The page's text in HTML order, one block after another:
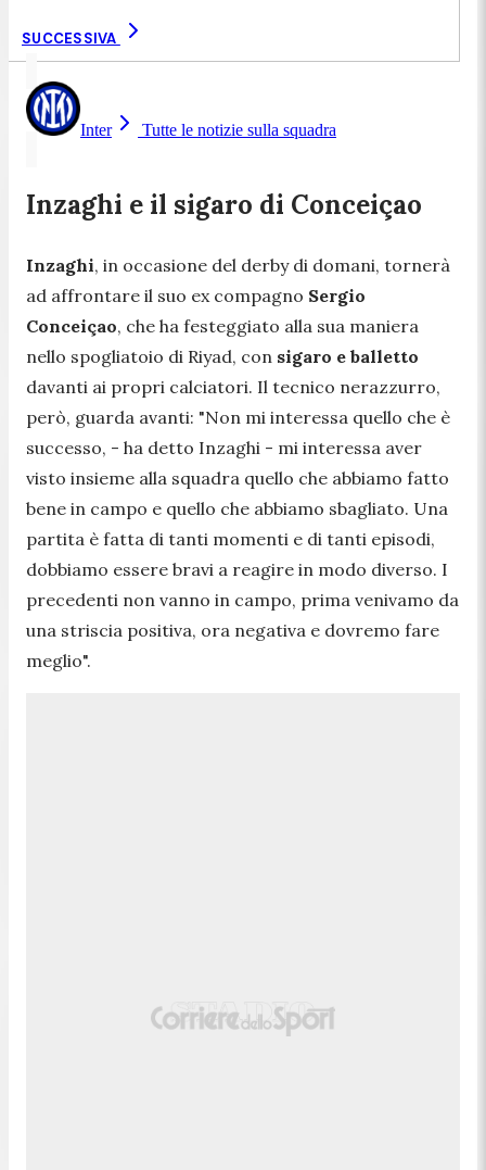
SUCCESSIVA
Inter Tutte le notizie sulla squadra
Inzaghi e il sigaro di Conceiçao
Inzaghi, in occasione del derby di domani, tornerà
ad affrontare il suo ex compagno Sergio
Conceiçao, che ha festeggiato alla sua maniera
nello spogliatoio di Riyad, con sigaro e balletto
davanti ai propri calciatori. Il tecnico nerazzurro,
però, guarda avanti: "Non mi interessa quello che è
successo, - ha detto Inzaghi - mi interessa aver
visto insieme alla squadra quello che abbiamo fatto
bene in campo e quello che abbiamo sbagliato. Una
partita è fatta di tanti momenti e di tanti episodi,
dobbiamo essere bravi a reagire in modo diverso. I
precedenti non vanno in campo, prima venivamo da
una striscia positiva, ora negativa e dovremo fare
meglio".